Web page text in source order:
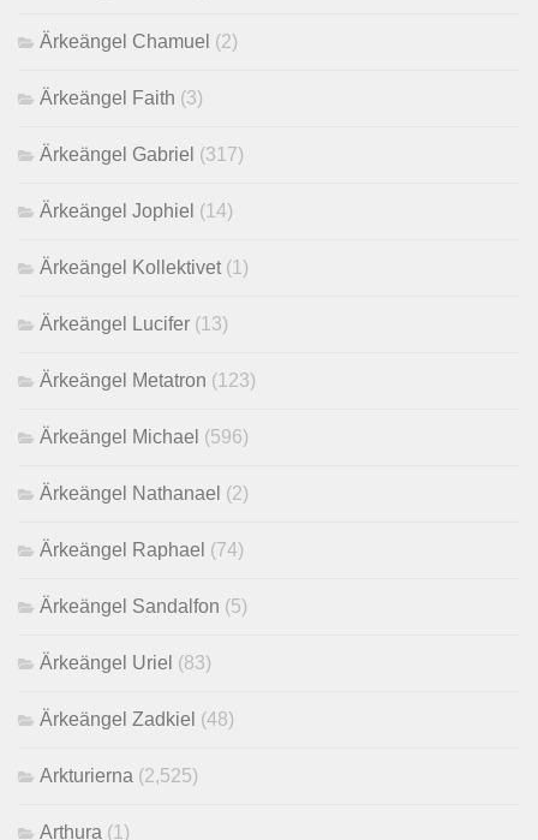
Ärkeängel Chamuel (2)
Ärkeängel Faith (3)
Ärkeängel Gabriel (317)
Ärkeängel Jophiel (14)
Ärkeängel Kollektivet (1)
Ärkeängel Lucifer (13)
Ärkeängel Metatron (123)
Ärkeängel Michael (596)
Ärkeängel Nathanael (2)
Ärkeängel Raphael (74)
Ärkeängel Sandalfon (5)
Ärkeängel Uriel (83)
Ärkeängel Zadkiel (48)
Arkturierna (2,525)
Arthura (1)